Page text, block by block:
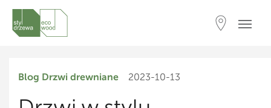
Blog Drzwi drewniane 2023-10-13